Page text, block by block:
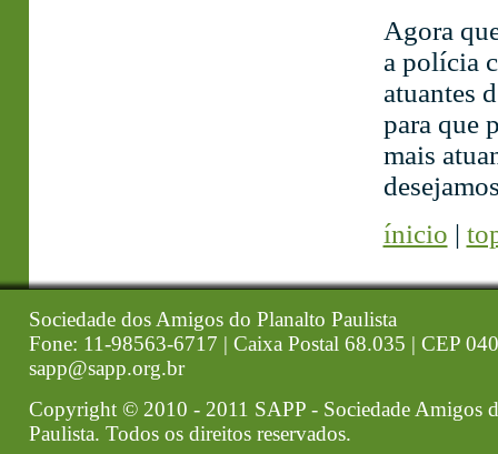
Agora
a polícia
atuantes
para que
mais
ínicio |
Sociedade dos Amigos do Planalto Paulista
Fone: 11-98563-6717 | Caixa Postal 68.035 | CEP
sapp@sapp.org.br
Copyright © 2010 - 2011 SAPP - Sociedade Amigos
Paulista. Todos os direitos reservados.